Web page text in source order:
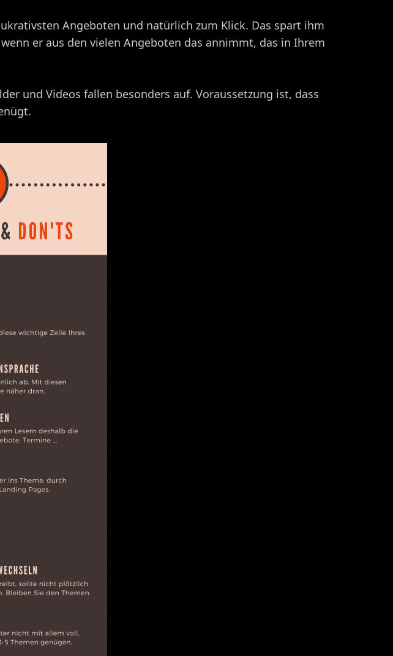
Angeboten und natürlich zum Klick. Das spart ihm
er aus den vielen Angeboten das annimmt, das in Ihrem
und Videos fallen besonders auf. Voraussetzung ist, dass